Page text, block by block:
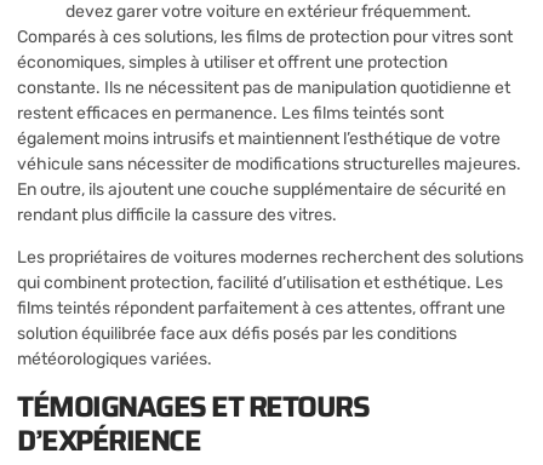
devez garer votre voiture en extérieur fréquemment.
Comparés à ces solutions, les films de protection pour vitres sont
économiques, simples à utiliser et offrent une protection
constante. Ils ne nécessitent pas de manipulation quotidienne et
restent efficaces en permanence. Les films teintés sont
également moins intrusifs et maintiennent l’esthétique de votre
véhicule sans nécessiter de modifications structurelles majeures.
En outre, ils ajoutent une couche supplémentaire de sécurité en
rendant plus difficile la cassure des vitres.
Les propriétaires de voitures modernes recherchent des solutions
qui combinent protection, facilité d’utilisation et esthétique. Les
films teintés répondent parfaitement à ces attentes, offrant une
solution équilibrée face aux défis posés par les conditions
météorologiques variées.
TÉMOIGNAGES ET RETOURS
D’EXPÉRIENCE